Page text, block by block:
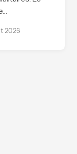
2026